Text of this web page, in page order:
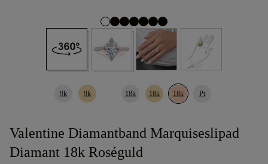
9k 9k 18k 18k 18k Pt
Valentine Diamantband Marquiseslipad
Diamant 18k Roséguld